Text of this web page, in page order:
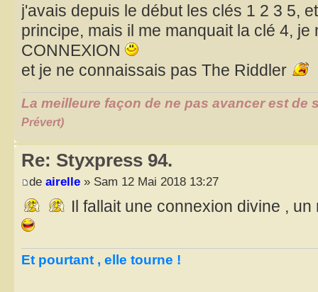
j'avais depuis le début les clés 1 2 3 5,
principe, mais il me manquait la clé 4, je
CONNEXION
et je ne connaissais pas The Riddler
La meilleure façon de ne pas avancer est de
Prévert)
Re: Styxpress 94.
de airelle » Sam 12 Mai 2018 13:27
Il fallait une connexion divine ,
Et pourtant , elle tourne !